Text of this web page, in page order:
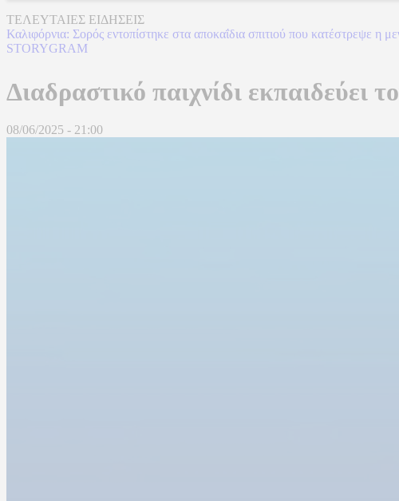
ΤΕΛΕΥΤΑΙΕΣ ΕΙΔΗΣΕΙΣ
Καλιφόρνια: Σορός εντοπίστηκε στα αποκαΐδια σπιτιού που κατέστρεψε η
STORYGRAM
Διαδραστικό παιχνίδι εκπαιδεύει
08/06/2025 - 21:00